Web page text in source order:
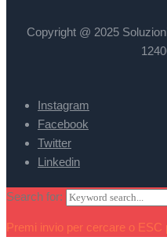
Copyright @ 2025
Instagram
Facebook
Twitter
Linkedin
Search for:
Premi invio per cercare o ESC